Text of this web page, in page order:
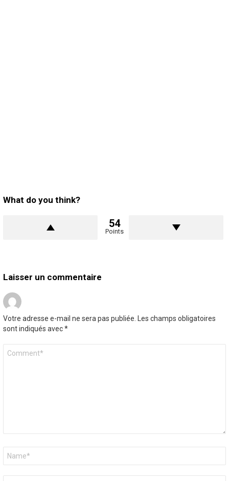
What do you think?
54
Points
Laisser un commentaire
Votre adresse e-mail ne sera pas publiée. Les champs obligatoires
sont indiqués avec*